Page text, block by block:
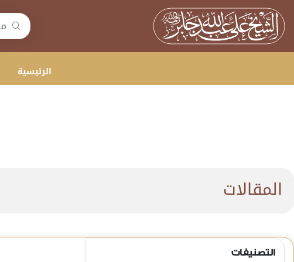
الرئيسية
المقالات
التصنيفات